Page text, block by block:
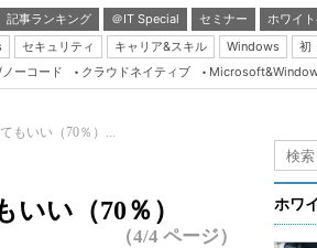
記事ランキング ＠IT Special セミナー
ホワイ
セキュリティ キャリア&スキル Windows
初
Server & Storage
ーコード クラウドネイティブ
もいい（70％）...
い（70％）
（4/4 ページ）
ホワ